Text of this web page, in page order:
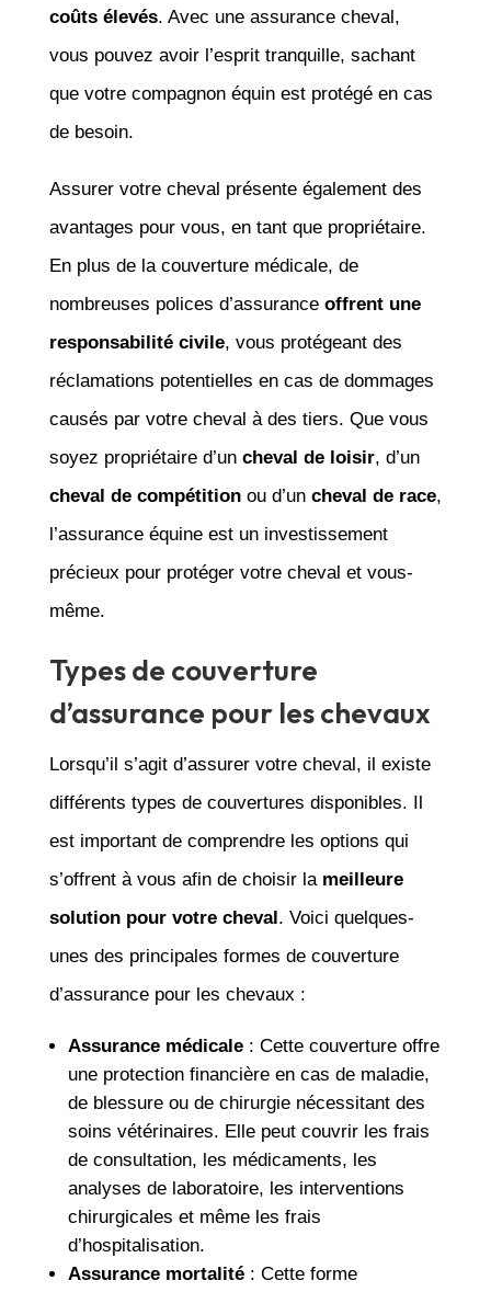
coûts élevés. Avec une assurance cheval,
vous pouvez avoir l’esprit tranquille, sachant
que votre compagnon équin est protégé en cas
de besoin.
Assurer votre cheval présente également des
avantages pour vous, en tant que propriétaire.
En plus de la couverture médicale, de
nombreuses polices d’assurance offrent une
responsabilité civile, vous protégeant des
réclamations potentielles en cas de dommages
causés par votre cheval à des tiers. Que vous
soyez propriétaire d’un cheval de loisir, d’un
cheval de compétitionou d’un cheval de race,
l’assurance équine est un investissement
précieux pour protéger votre cheval et vous-
même.
Types de couverture
d’assurance pour les chevaux
Lorsqu’il s’agit d’assurer votre cheval, il existe
différents types de couvertures disponibles. Il
est important de comprendre les options qui
s’offrent à vous afin de choisir la meilleure
solution pour votre cheval. Voici quelques-
unes des principales formes de couverture
d’assurance pour les chevaux :
Assurance médicale: Cette couverture offre
une protection financière en cas de maladie,
de blessure ou de chirurgie nécessitant des
soins vétérinaires. Elle peut couvrir les frais
de consultation, les médicaments, les
analyses de laboratoire, les interventions
chirurgicales et même les frais
d’hospitalisation.
Assurance mortalité: Cette forme